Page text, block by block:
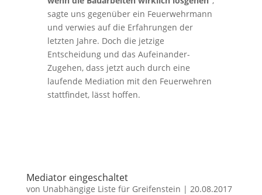
sagte uns gegenüber ein Feuerwehrmann
und verwies auf die Erfahrungen der
letzten Jahre. Doch die jetzige
Entscheidung und das Aufeinander-
Zugehen, dass jetzt auch durch eine
laufende Mediation mit den Feuerwehren
stattfindet, lässt hoffen.
Mediator eingeschaltet
von Unabhängige Liste für Greifenstein | 20.08.2017